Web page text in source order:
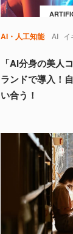
AI・人工知能 AI イ
「AI分身の美人
ランドで導入！
い合う！